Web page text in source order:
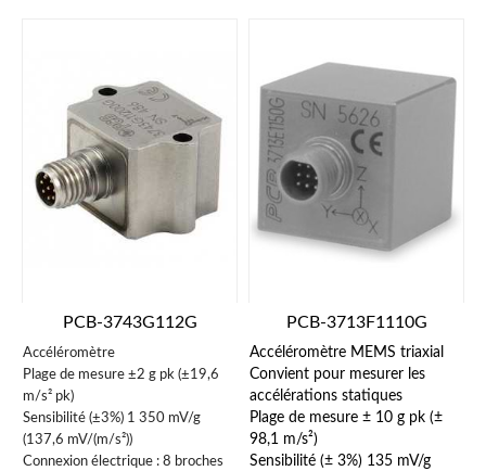
les ponts et les
transducteurs avec des
mesure entre 2 g et
disponibles.
PCB-3743G112G
Accéléromètre
Plage de mesure ±2 g pk (±19,6
m/s² pk)
Sensibilité (±3%) 1 350 mV/g
(137,6 mV/(m/s²))
Connexion électrique : 8 broches
PCB-3713F1110G
Accéléromètre MEMS triaxial
Convient pour mesurer les
accélérations statiques
Plage de mesure ± 10 g pk (±
98,1 m/s²)
Sensibilité (± 3%) 135 mV/g